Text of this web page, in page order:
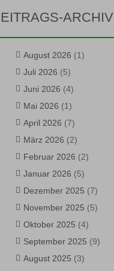
ARCHIV
August 2026 (1)
Juli 2026 (5)
Juni 2026 (4)
Mai 2026 (1)
April 2026 (7)
März 2026 (2)
Februar 2026 (2)
Januar 2026 (5)
Dezember 2025 (7)
November 2025 (5)
Oktober 2025 (4)
September 2025 (9)
August 2025 (3)